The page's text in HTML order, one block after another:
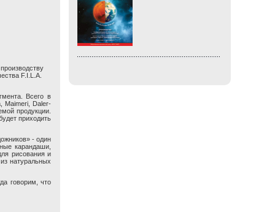
F.I.L.A.
Всего в
Maimeri, Daler-
продукции.
приходить
- один
карандаши,
рисования и
натуральных
говорим, что